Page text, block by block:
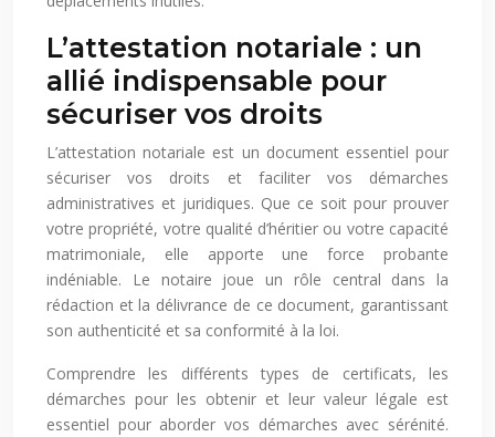
L’attestation notariale : un
allié indispensable pour
sécuriser vos droits
L’attestation notariale est un document essentiel pour
sécuriser vos droits et faciliter vos démarches
administratives et juridiques. Que ce soit pour prouver
votre propriété, votre qualité d’héritier ou votre capacité
matrimoniale, elle apporte une force probante
indéniable. Le notaire joue un rôle central dans la
rédaction et la délivrance de ce document, garantissant
son authenticité et sa conformité à la loi.
Comprendre les différents types de certificats, les
démarches pour les obtenir et leur valeur légale est
essentiel pour aborder vos démarches avec sérénité.